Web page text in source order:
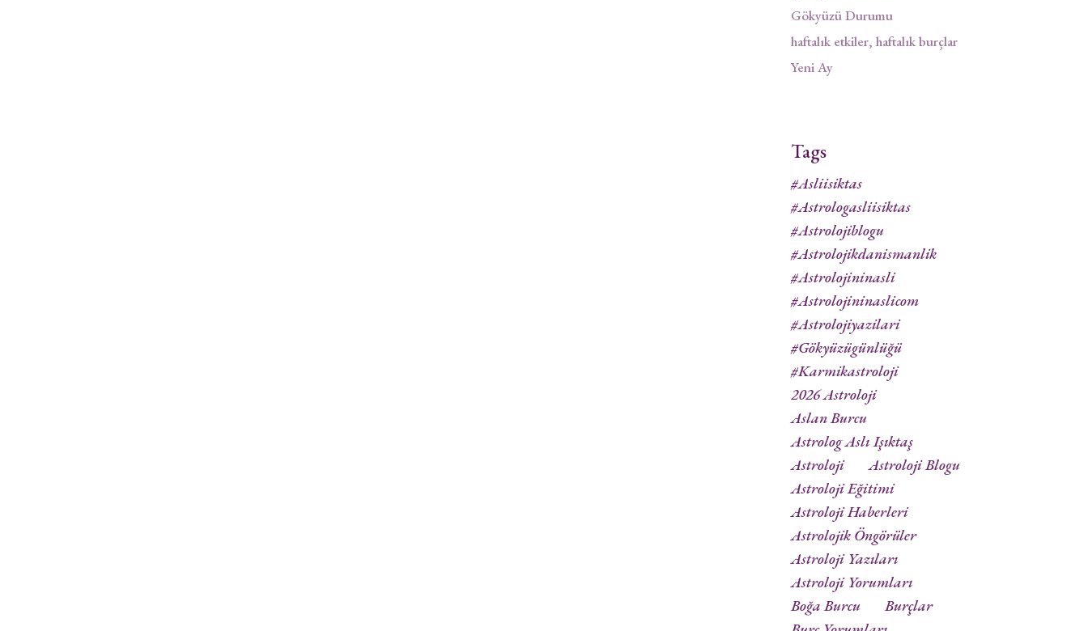
Gökyüzü Durumu
haftalık etkiler, haftalık burçlar
Yeni Ay
Tags
#asliisiktas
#astrologasliisiktas
#astrolojiblogu
#astrolojikdanismanlik
#astrolojininasli
#astrolojininaslicom
#astrolojiyazilari
#gökyüzügünlüğü
#karmikastroloji
2026 Astroloji
Aslan Burcu
Astrolog Aslı Işıktaş
Astroloji
Astroloji Blogu
Astroloji Eğitimi
Astroloji Haberleri
Astrolojik Öngörüler
Astroloji Yazıları
Astroloji Yorumları
Boğa Burcu
Burçlar